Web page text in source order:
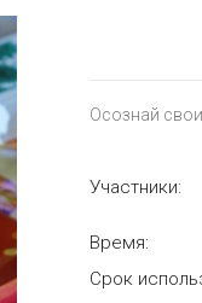
Осознай
Участники:
Время:
Срок